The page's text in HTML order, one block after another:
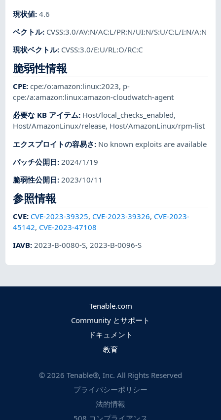
現状値:4.6
ベクトル: CVSS:3.0/AV:N/AC:L/PR:N/UI:N/S:U/C:L/I:N/A:N
現状ベクトル: CVSS:3.0/E:U/RL:O/RC:C
脆弱性情報
CPE:cpe:/o:amazon:linux:2023, p-
cpe:/a:amazon:linux:amazon-cloudwatch-agent
必要な KB アイテム: Host/local_checks_enabled,
Host/AmazonLinux/release, Host/AmazonLinux/rpm-list
エクスプロイトの容易さ: No known exploits are available
パッチ公開日: 2024/1/19
脆弱性公開日:2023/10/11
参照情報
CVE: CVE-2023-39325, CVE-2023-39326, CVE-2023-
45142, CVE-2023-47108
IAVB:2023-B-0080-S,2023-B-0096-S
Tenable.com
Community とサポート
ドキュメント
教育
© 2026 Tenable®, Inc. All Rights Reserved
プライバシーポリシー
法的情報
508 コンプライアンス